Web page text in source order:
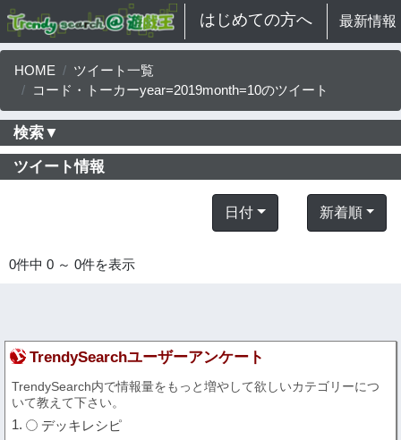
はじめての方へ 最新情報
HOME
ツイート一覧
コード・トーカーyear=2019month=10のツイート
TrendySearchユーザーアンケート
TrendySearch内で情報量をもっと増やして欲しいカテゴリーにつ
いて教えて下さい。
デッキレシピ
検索▼
ツイート情報
日付 新着順
0件中 0 ～ 0件を表示